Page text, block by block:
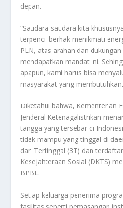
depan.
“Saudara-saudara kita
terpencil berhak menikmati
PLN, atas arahan dan
mendapatkan mandat ini.
apapun, kami harus bisa
masyarakat yang
Diketahui bahwa, Kementerian
Jenderal Ketenagalistrikan
tangga yang tersebar di
tidak mampu yang tinggal di
dan Tertinggal (3T) dan
Kesejahteraan Sosial (DKTS)
BPBL.
Setiap keluarga penerima